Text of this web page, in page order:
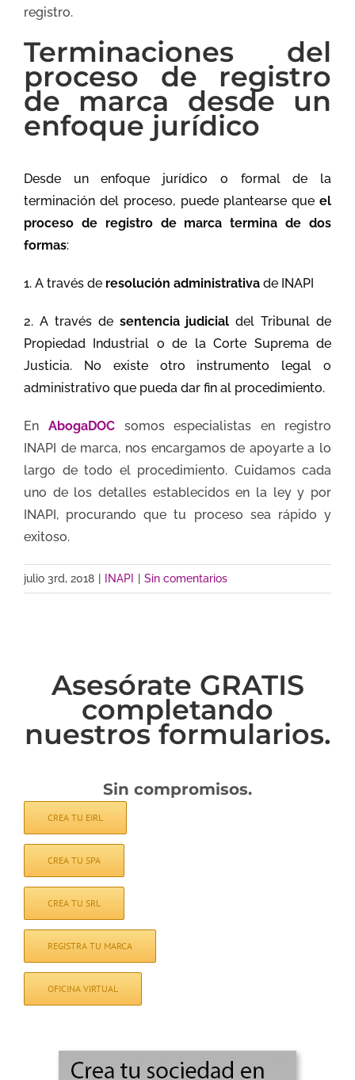
registro.
Terminaciones del
proceso de registro
de marca desde un
enfoque jurídico
Desde un enfoque jurídico o formal de la
terminación del proceso, puede plantearse que el
proceso de registro de marca termina de dos
formas:
1. A través de resolución administrativa de INAPI
2. A través de sentencia judicialdel Tribunal de
Propiedad Industrial o de la Corte Suprema de
Justicia. No existe otro instrumento legal o
administrativo que pueda dar fin al procedimiento.
En AbogaDOCsomos especialistas en registro
INAPI de marca, nos encargamos de apoyarte a lo
largo de todo el procedimiento. Cuidamos cada
uno de los detalles establecidos en la ley y por
INAPI, procurando que tu proceso sea rápido y
exitoso.
julio 3rd, 2018 INAPI Sin comentarios
Asesórate GRATIS
completando
nuestros formularios.
Sin compromisos.
CREA TU EIRL
CREA TU SPA
CREA TU SRL
REGISTRA TU MARCA
OFICINA VIRTUAL